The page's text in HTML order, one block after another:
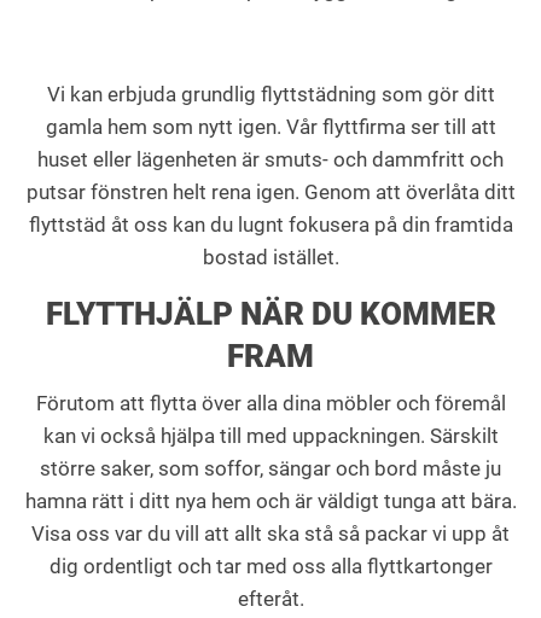
Vi kan erbjuda grundlig flyttstädning som gör ditt
gamla hem som nytt igen. Vår flyttfirma ser till att
huset eller lägenheten är smuts- och dammfritt och
putsar fönstren helt rena igen. Genom att överlåta ditt
flyttstäd åt oss kan du lugnt fokusera på din framtida
bostad istället.
FLYTTHJÄLP NÄR DU KOMMER
FRAM
Förutom att flytta över alla dina möbler och föremål
kan vi också hjälpa till med uppackningen. Särskilt
större saker, som soffor, sängar och bord måste ju
hamna rätt i ditt nya hem och är väldigt tunga att bära.
Visa oss var du vill att allt ska stå så packar vi upp åt
dig ordentligt och tar med oss alla flyttkartonger
efteråt.